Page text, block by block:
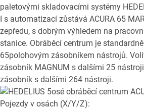
paletovými skladovacími systémy
I s automatizací zůstává ACURA 65
zepředu, s dobrým výhledem na
stanice. Obráběcí centrum je
65polohovým zásobníkem nástrojů.
zásobník MAGNUM s dalšími 25
zásobník s dalšími 264 nástroji.
Pojezdy v osách (X/Y/Z):